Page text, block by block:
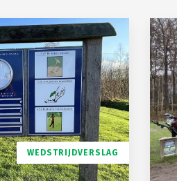
WEDSTRIJDVERSLAG